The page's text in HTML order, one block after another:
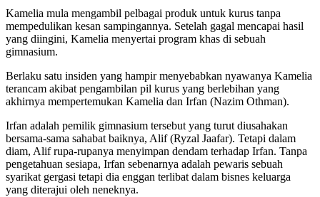
Kamelia mula mengambil pelbagai produk untuk kurus tanpa
mempedulikan kesan sampingannya. Setelah gagal mencapai hasil
yang diingini, Kamelia menyertai program khas di sebuah
gimnasium.
Berlaku satu insiden yang hampir menyebabkan nyawanya Kamelia
terancam akibat pengambilan pil kurus yang berlebihan yang
akhirnya mempertemukan Kamelia dan Irfan (Nazim Othman).
Irfan adalah pemilik gimnasium tersebut yang turut diusahakan
bersama-sama sahabat baiknya, Alif (Ryzal Jaafar). Tetapi dalam
diam, Alif rupa-rupanya menyimpan dendam terhadap Irfan. Tanpa
pengetahuan sesiapa, Irfan sebenarnya adalah pewaris sebuah
syarikat gergasi tetapi dia enggan terlibat dalam bisnes keluarga
yang diterajui oleh neneknya.